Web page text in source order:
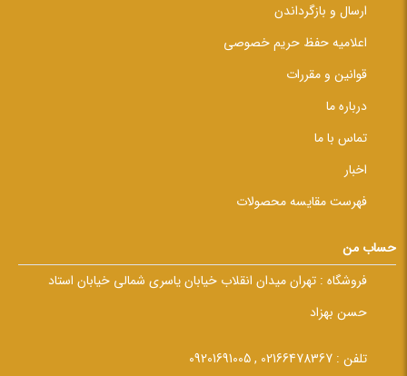
ارسال و بازگرداندن
اعلامیه حفظ حریم خصوصی
قوانین و مقررات
درباره ما
تماس با ما
اخبار
فهرست مقایسه محصولات
حساب من
فروشگاه : تهران میدان انقلاب خیابان یاسری شمالی خیابان استاد
حسن بهزاد
تلفن : 02166478367 , 09201691005